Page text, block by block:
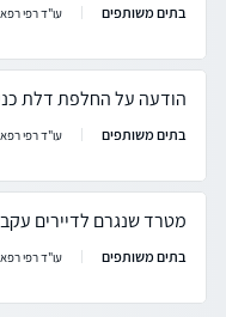
בתים משותפים עו"ד רפי
הודעה על החלפת דלת
בתים משותפים עו"ד רפי
מטרד שנגרם לדיירים
בתים משותפים עו"ד רפי